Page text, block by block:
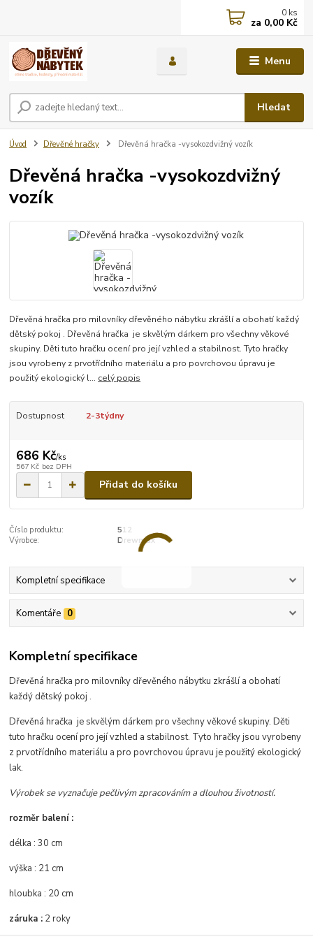
Menu
Hledat
0 ks
za 0,00 Kč
Úvod Dřevěné hračky Dřevěná hračka -vysokozdvižný vozík
Dřevěná hračka -vysokozdvižný
vozík
Dřevěná hračka pro milovníky dřevěného nábytku zkrášlí a obohatí každý
dětský pokoj . Dřevěná hračka je skvělým dárkem pro všechny věkové
skupiny. Děti tuto hračku ocení pro její vzhled a stabilnost. Tyto hračky
jsou vyrobeny z prvotřídního materiálu a pro povrchovou úpravu je
použitý ekologický l... celý popis
Dostupnost 2-3týdny
686 Kč/ks
567 Kč bez DPH
Přidat do košíku
Číslo produktu:
512
Výrobce:
Drewmax
Kompletní specifikace
Komentáře 0
Kompletní specifikace
Dřevěná hračka pro milovníky dřevěného nábytku zkrášlí a obohatí
každý dětský pokoj .
Dřevěná hračka je skvělým dárkem pro všechny věkové skupiny. Děti
tuto hračku ocení pro její vzhled a stabilnost. Tyto hračky jsou vyrobeny
z prvotřídního materiálu a pro povrchovou úpravu je použitý ekologický
lak.
Výrobek se vyznačuje pečlivým zpracováním a dlouhou životností.
rozměr balení :
délka : 30 cm
výška : 21 cm
hloubka : 20 cm
záruka : 2 roky